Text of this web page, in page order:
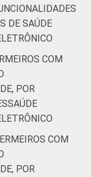
DE SAÚDE
COM
POR
COM
POR